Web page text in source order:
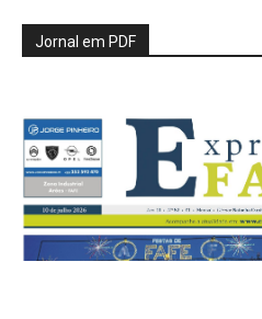
Jornal em PDF